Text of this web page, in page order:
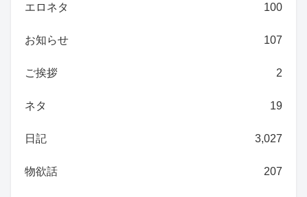
エロネタ 100
お知らせ 107
ご挨拶 2
ネタ 19
日記 3,027
物欲話 207